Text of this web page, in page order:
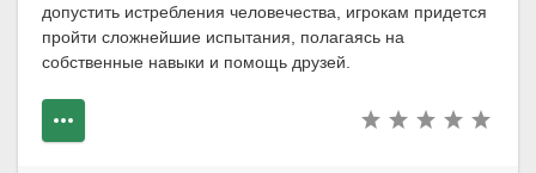
допустить истребления человечества, игрокам придется
пройти сложнейшие испытания, полагаясь на
собственные навыки и помощь друзей.